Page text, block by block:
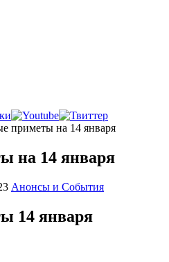
приметы на 14 января
на 14 января
Анонсы и События
14 января